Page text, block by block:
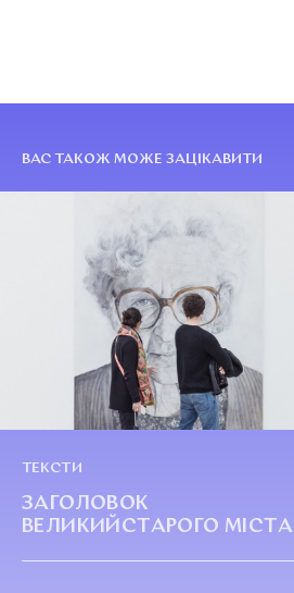
ВАС ТАКОЖ МОЖЕ ЗАЦІКАВИТИ
ТЕКСТИ
ЗАГОЛОВОК
ВЕЛИКИЙСТАРОГО МІСТА